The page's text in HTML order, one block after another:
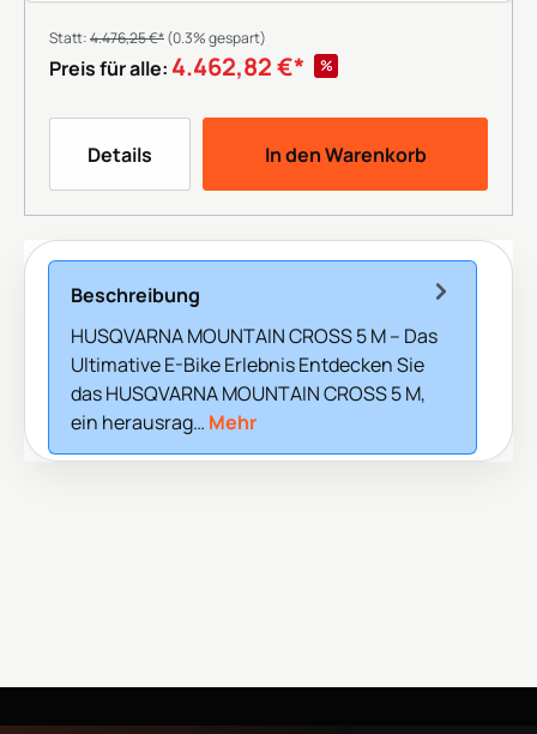
Statt:4.476,25 €*(0.3% gespart)
Preis für alle: 4.462,82 €* %
Details In den Warenkorb
Beschreibung
HUSQVARNA MOUNTAIN CROSS 5 M – Das
Ultimative E-Bike Erlebnis Entdecken Sie
das HUSQVARNA MOUNTAIN CROSS 5 M,
ein herausrag… Mehr